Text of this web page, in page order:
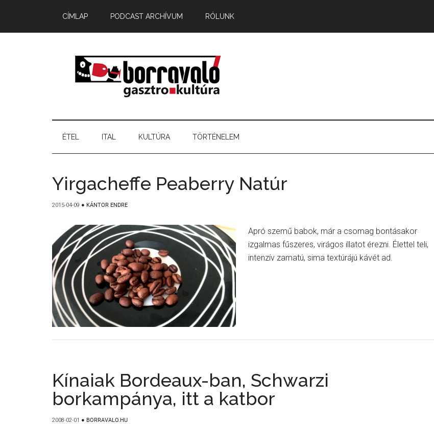
CÍMLAP PODCAST ARCHÍVUM RÓLUNK
ÉTEL ITAL KULTÚRA TÖRTÉNELEM
Yirgacheffe Peaberry Natúr
2015-04-09 ● KÁNTOR ENDRE
Apró szemű babok, már a csomag bontásakor
izgalmas fűszeres, virágos illatot érezni. Élettel teli,
intenzív zamatú, sima textúrájú kávét ad.
Kínaiak Bordeaux-ban, Schwarzi
borkampánya, itt a katbor
2008-02-01 ● BORRAVALO.HU